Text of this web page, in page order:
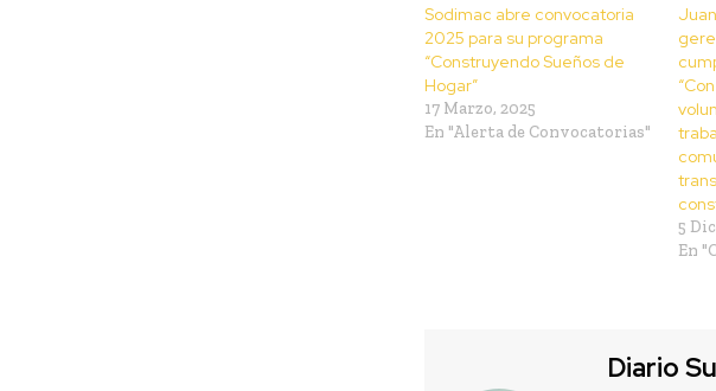
Sodimac abre convocatoria
2025 para su programa
“Construyendo Sueños de
Hogar”
17 Marzo, 2025
En "Alerta de Convocatorias"
5
En
Diario